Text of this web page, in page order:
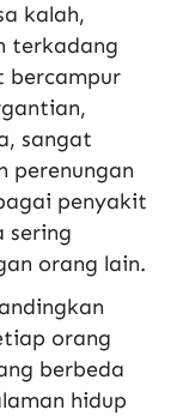
kalah,
terkadang
bercampur
sangat
perenungan
penyakit
sering
orang lain.
orang
berbeda
hidup